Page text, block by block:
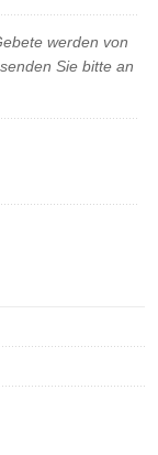
werden von
Sie bitte an